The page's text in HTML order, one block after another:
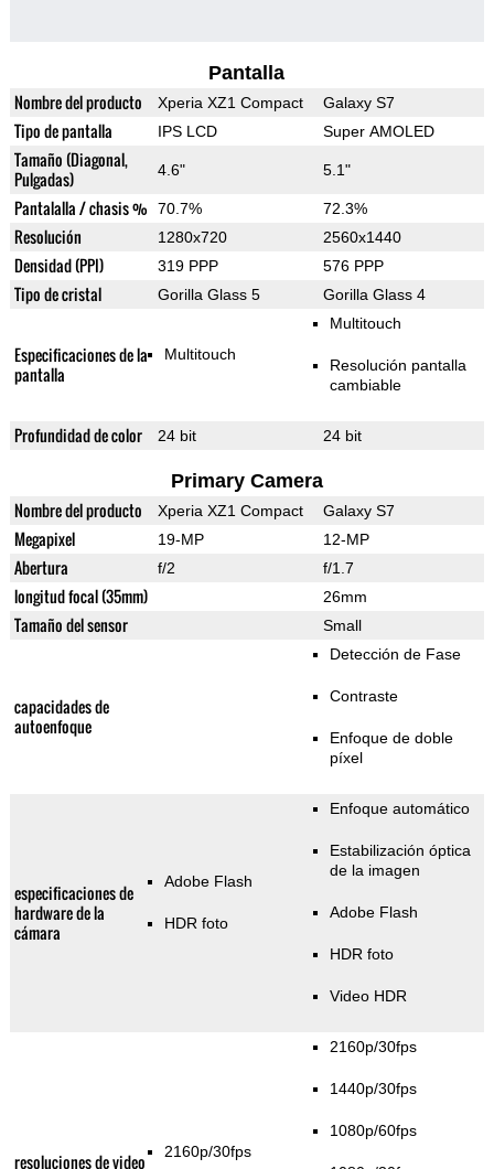
Pantalla
Nombre del producto Xperia XZ1 Compact Galaxy S7
Tipo de pantalla IPS LCD Super AMOLED
Tamaño (Diagonal,
Pulgadas)
4.6" 5.1"
Pantalalla / chasis % 70.7% 72.3%
Resolución 1280x720 2560x1440
Densidad (PPI) 319 PPP 576 PPP
Tipo de cristal Gorilla Glass 5 Gorilla Glass 4
Especificaciones de la
pantalla
Multitouch
Multitouch
Resolución pantalla
cambiable
Profundidad de color 24 bit 24 bit
Primary Camera
Nombre del producto Xperia XZ1 Compact Galaxy S7
Megapixel 19-MP 12-MP
Abertura f/2 f/1.7
longitud focal (35mm) 26mm
Tamaño del sensor Small
capacidades de
autoenfoque
Detección de Fase
Contraste
Enfoque de doble
píxel
especificaciones de
hardware de la
cámara
Adobe Flash
HDR foto
Enfoque automático
Estabilización óptica
de la imagen
Adobe Flash
HDR foto
Video HDR
resoluciones de video 2160p/30fps
2160p/30fps
1440p/30fps
1080p/60fps